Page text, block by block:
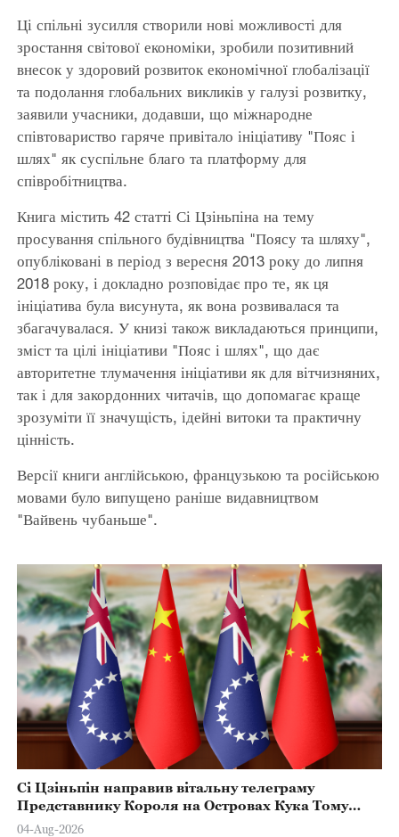
Ці спільні зусилля створили нові можливості для
зростання світової економіки, зробили позитивний
внесок у здоровий розвиток економічної глобалізації
та подолання глобальних викликів у галузі розвитку,
заявили учасники, додавши, що міжнародне
співтовариство гаряче привітало ініціативу "Пояс і
шлях" як суспільне благо та платформу для
співробітництва.
Книга містить 42 статті Сі Цзіньпіна на тему
просування спільного будівництва "Поясу та шляху",
опубліковані в період з вересня 2013 року до липня
2018 року, і докладно розповідає про те, як ця
ініціатива була висунута, як вона розвивалася та
збагачувалася. У книзі також викладаються принципи,
зміст та цілі ініціативи "Пояс і шлях", що дає
авторитетне тлумачення ініціативи як для вітчизняних,
так і для закордонних читачів, що допомагає краще
зрозуміти її значущість, ідейні витоки та практичну
цінність.
Версії книги англійською, французькою та російською
мовами було випущено раніше видавництвом
"Вайвень чубаньше".
Сі Цзіньпін направив вітальну телеграму
Представнику Короля на Островах Кука Тому
Марстерсу з нагоди Дня Конституції
04-Aug-2026